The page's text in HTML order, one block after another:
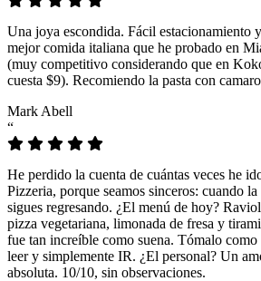
Una joya escondida. Fácil estacionamiento
mejor comida italiana que he probado en
(muy competitivo considerando que en
cuesta $9). Recomiendo la pasta con
Mark Abell
“
He perdido la cuenta de cuántas veces he
Pizzeria, porque seamos sinceros: cuando
sigues regresando. ¿El menú de hoy?
pizza vegetariana, limonada de fresa y
fue tan increíble como suena. Tómalo como
leer y simplemente IR. ¿El personal? Un
absoluta. 10/10, sin observaciones.